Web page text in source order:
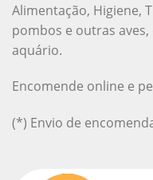
Alimentação, Higiene,
pombos e outras
aquário.
Encomende online e
(*) Envio de